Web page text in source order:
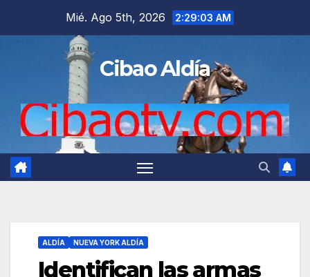
Mié. Ago 5th, 2026 2:29:03 AM
Cibao Aldía
ALDÍA NUEVA YORK ALDÍA
Identifican las armas